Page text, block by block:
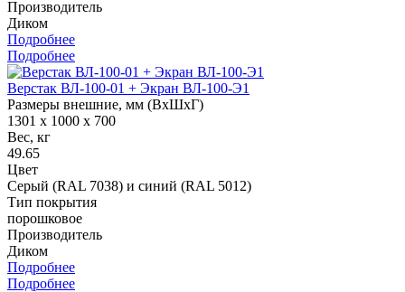
Производитель
Диком
Подробнее
Подробнее
Верстак ВЛ-100-01 + Экран ВЛ-100-Э1
Размеры внешние, мм (ВхШхГ)
1301 x 1000 x 700
Вес, кг
49.65
Цвет
Серый (RAL 7038) и синий (RAL 5012)
Тип покрытия
порошковое
Производитель
Диком
Подробнее
Подробнее